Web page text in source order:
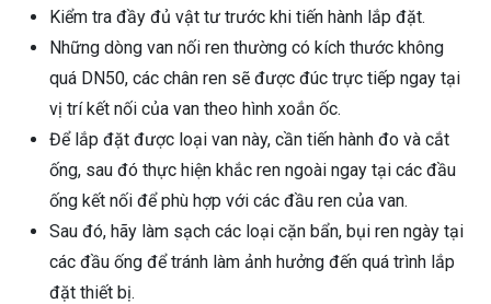
Kiểm tra đầy đủ vật tư trước khi tiến hành lắp đặt.
Những dòng van nối ren thường có kích thước không
quá DN50, các chân ren sẽ được đúc trực tiếp ngay tại
vị trí kết nối của van theo hình xoắn ốc.
Để lắp đặt được loại van này, cần tiến hành đo và cắt
ống, sau đó thực hiện khắc ren ngoài ngay tại các đầu
ống kết nối để phù hợp với các đầu ren của van.
Sau đó, hãy làm sạch các loại cặn bẩn, bụi ren ngày tại
các đầu ống để tránh làm ảnh hưởng đến quá trình lắp
đặt thiết bị.